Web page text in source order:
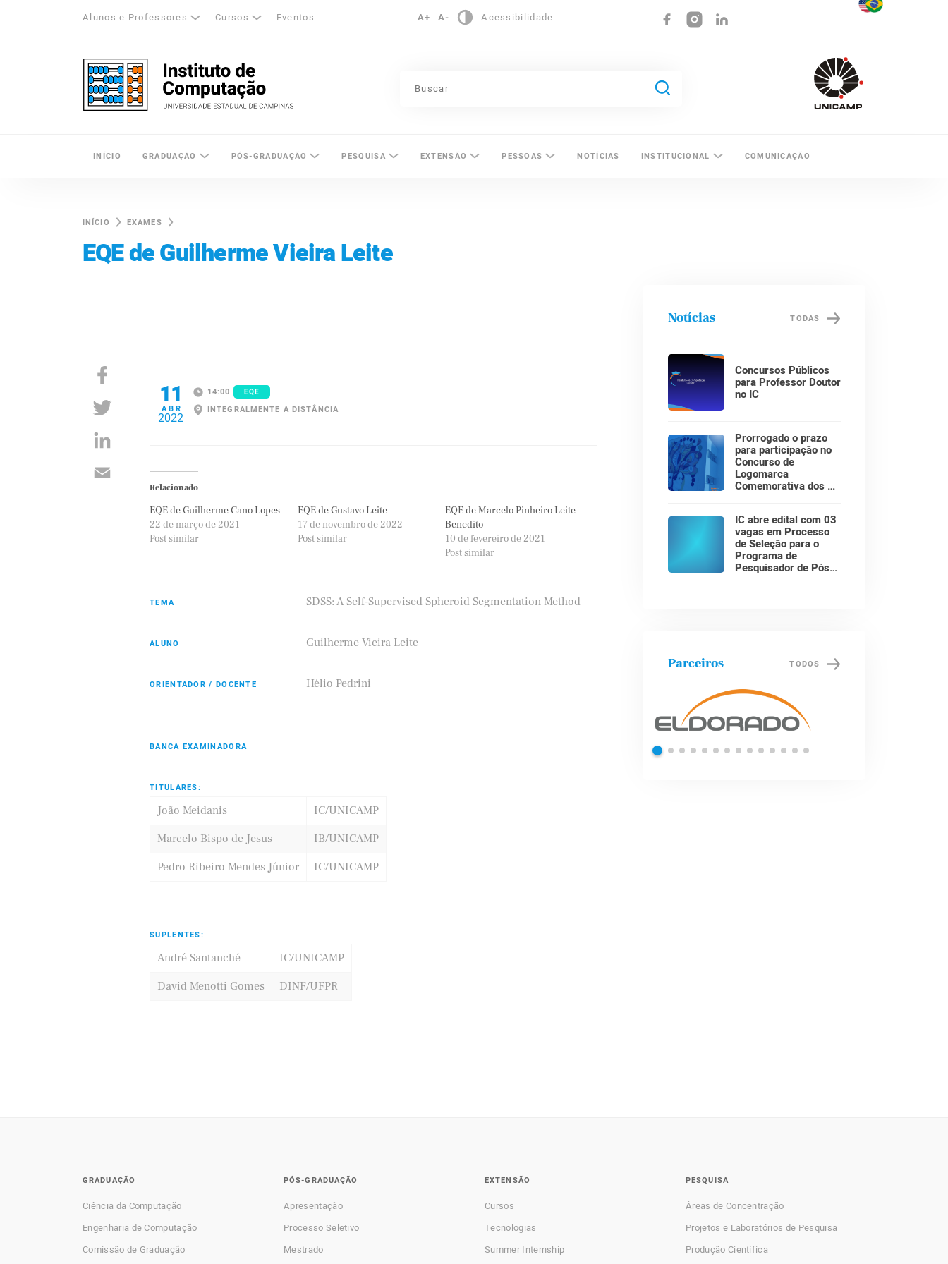
Alunos e Professores Cursos Eventos A+ A- Acessibilidade
Unicamp - Universidade Estadual de Campinas
INÍCIO GRADUAÇÃO PÓS-GRADUAÇÃO PESQUISA EXTENSÃO PESSOAS NOTÍCIAS INSTITUCIONAL COMUNICAÇÃO
INÍCIO EXAMES
EQE de Guilherme Vieira Leite
11
ABR
2022
14:00 EQE
INTEGRALMENTE A DISTÂNCIA
Relacionado
EQE de Guilherme Cano Lopes
22 de março de 2021
Post similar
EQE de Gustavo Leite
17 de novembro de 2022
Post similar
EQE de Marcelo Pinheiro Leite
Benedito
10 de fevereiro de 2021
Post similar
TEMA SDSS: A Self-Supervised Spheroid Segmentation Method
ALUNO Guilherme Vieira Leite
ORIENTADOR / DOCENTE Hélio Pedrini
BANCA EXAMINADORA
TITULARES:
João Meidanis
IC/UNICAMP
Marcelo Bispo de Jesus
IB/UNICAMP
Pedro Ribeiro Mendes Júnior
IC/UNICAMP
SUPLENTES:
André Santanché
IC/UNICAMP
David Menotti Gomes
DINF/UFPR
Notícias TODAS
Concursos Públicos
para Professor Doutor
no IC
Prorrogado o prazo
para participação no
Concurso de
Logomarca
Comemorativa dos 30
IC abre edital com 03
vagas em Processo
de Seleção para o
Programa de
Pesquisador de Pós-
Parceiros TODOS
Shell
GRADUAÇÃO
Ciência da Computação
Engenharia de Computação
Comissão de Graduação
PÓS-GRADUAÇÃO
Apresentação
Processo Seletivo
Mestrado
EXTENSÃO
Cursos
Tecnologias
Summer Internship
PESQUISA
Áreas de Concentração
Projetos e Laboratórios de Pesquisa
Produção Científica